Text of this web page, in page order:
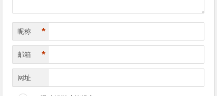
昵称 *
邮箱 *
网址